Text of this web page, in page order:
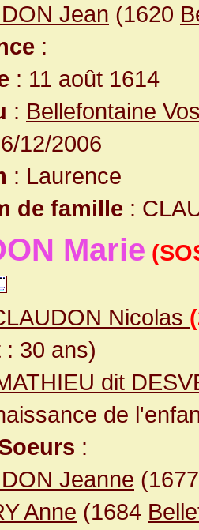
Jean (1620
:
: 11 août 1614
: Bellefontaine
12/2006
: Laurence
de famille :
Marie
Nicolas
: 30 ans)
dit
de
:
Jeanne
Anne (1684